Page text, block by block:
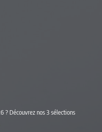
? Découvrez nos 3 sélections